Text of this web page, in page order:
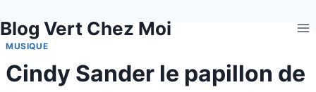
au
contenu
Blog Vert Chez Moi
MUSIQUE
Cindy Sander le papillon de